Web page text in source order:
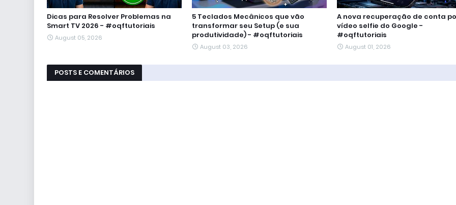
Dicas para Resolver Problemas na
Smart TV 2026 - #oqftutoriais
August 05, 2026
5 Teclados Mecânicos que vão
transformar seu Setup (e sua
produtividade) - #oqftutoriais
August 03, 2026
A nova recuperação de conta
vídeo selfie do Google -
#oqftutoriais
August 01, 2026
POSTS E COMENTÁRIOS